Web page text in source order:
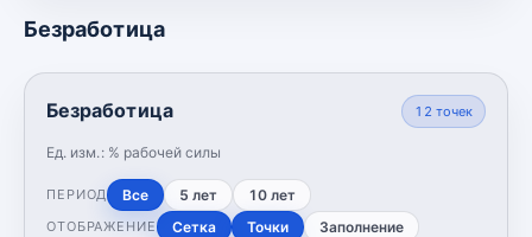
Безработица
Безработица
Ед. изм.: % рабочей силы
12 точек
ПЕРИОД Все 5 лет 10 лет
ОТОБРАЖЕНИЕ Сетка Точки Заполнение